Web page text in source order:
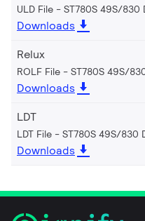
ULD File - ST780S 49S/830
Downloads
Relux
ROLF File - ST780S 49S/
Downloads
LDT
LDT File - ST780S 49S/830
Downloads